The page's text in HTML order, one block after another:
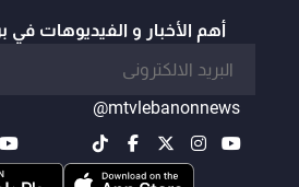
أهم الأخبار و الفيديوهات في
@mtvlebanonnews